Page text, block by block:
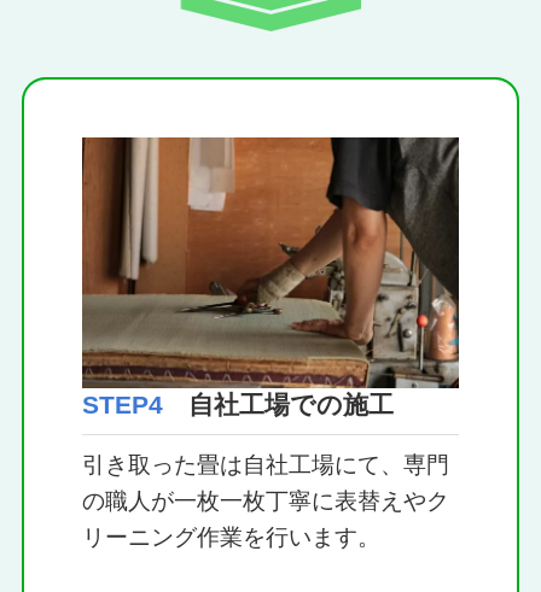
STEP4 自社工場での施工
引き取った畳は自社工場にて、専門
の職人が一枚一枚丁寧に表替えやク
リーニング作業を行います。